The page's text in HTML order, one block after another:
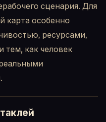
сценария. Для
карта особенно
ресурсами,
тем, как человек